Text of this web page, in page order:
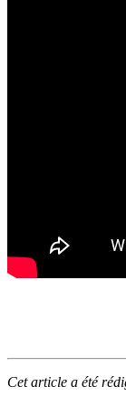
Cet article a été